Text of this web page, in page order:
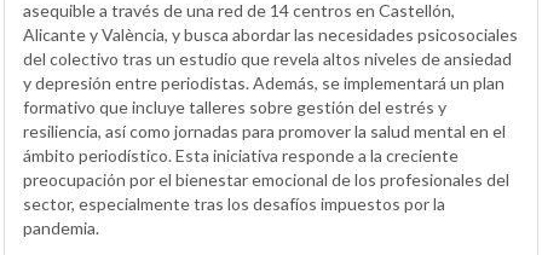
asequible a través de una red de 14 centros en Castellón,
Alicante y València, y busca abordar las necesidades psicosociales
del colectivo tras un estudio que revela altos niveles de ansiedad
y depresión entre periodistas. Además, se implementará un plan
formativo que incluye talleres sobre gestión del estrés y
resiliencia, así como jornadas para promover la salud mental en el
ámbito periodístico. Esta iniciativa responde a la creciente
preocupación por el bienestar emocional de los profesionales del
sector, especialmente tras los desafíos impuestos por la
pandemia.